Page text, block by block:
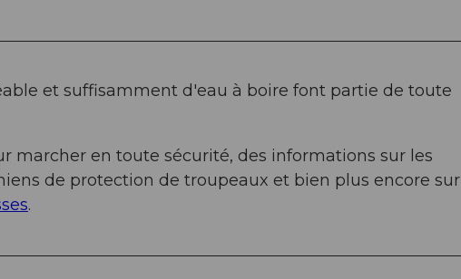
et suffisamment d'eau à boire font partie de toute
marcher en toute sécurité, des informations sur les
de protection de troupeaux et bien plus encore
.